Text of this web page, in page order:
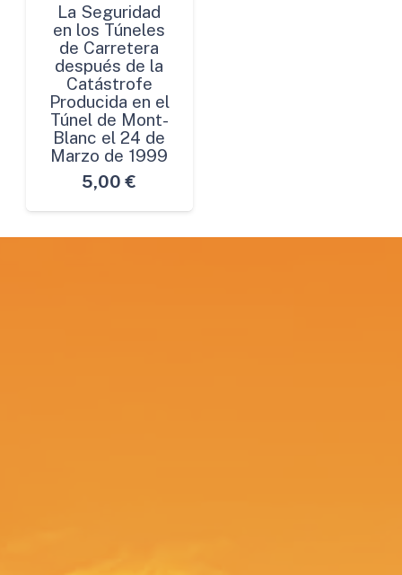
La Seguridad
en los Túneles
de Carretera
después de la
Catástrofe
Producida en el
Túnel de Mont-
Blanc el 24 de
Marzo de 1999
5,00 €